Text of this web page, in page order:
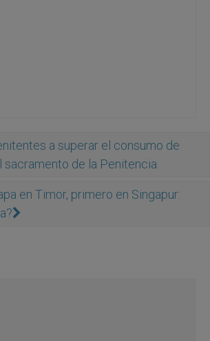
a superar el consumo de
sacramento de la Penitencia
en Timor, primero en Singapur: